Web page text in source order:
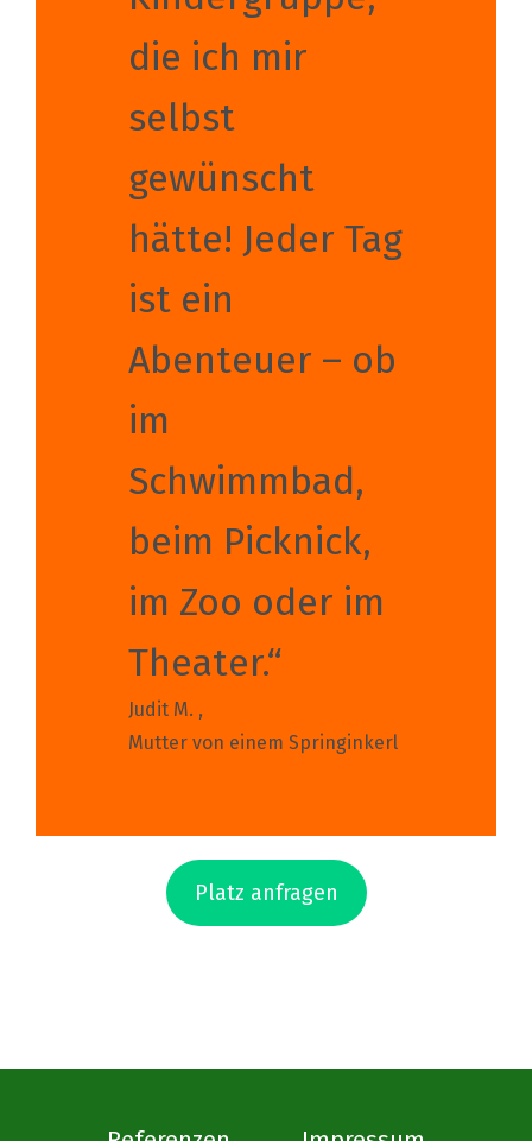
die ich mir
selbst
gewünscht
hätte! Jeder Tag
ist ein
Abenteuer – ob
im
Schwimmbad,
beim Picknick,
im Zoo oder im
Theater.“
Judit M. ,
Mutter von einem Springinkerl
Platz anfragen